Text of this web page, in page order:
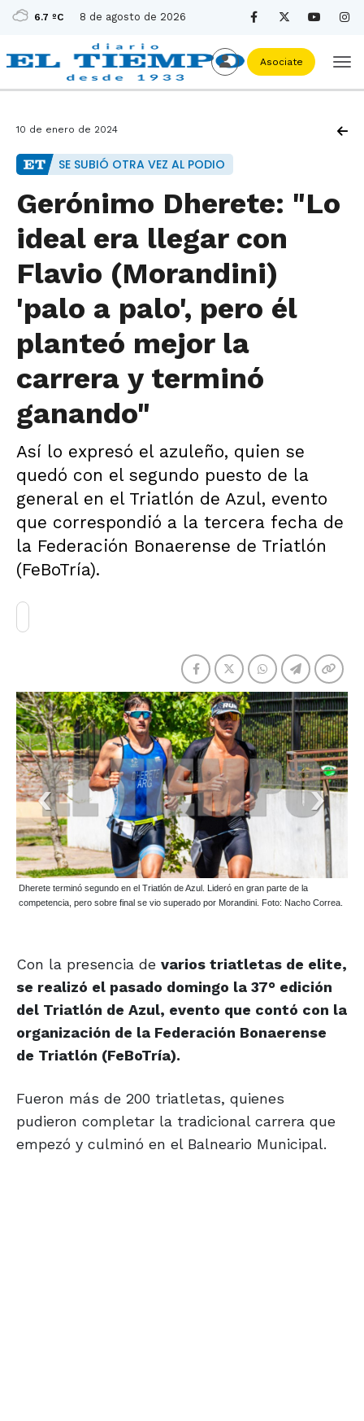
6.7 ºC 8 de agosto de 2026
Asociate
10 de enero de 2024
SE SUBIÓ OTRA VEZ AL PODIO
Gerónimo Dherete: "Lo
ideal era llegar con
Flavio (Morandini)
'palo a palo', pero él
planteó mejor la
carrera y terminó
ganando"
Así lo expresó el azuleño, quien se
quedó con el segundo puesto de la
general en el Triatlón de Azul, evento
que correspondió a la tercera fecha de
la Federación Bonaerense de Triatlón
(FeBoTría).
Dherete terminó segundo en el Triatlón de Azul. Lideró en gran parte de la
competencia, pero sobre final se vio superado por Morandini. Foto: Nacho Correa.
Con la presencia de varios triatletas de elite,
se realizó el pasado domingo la 37° edición
del Triatlón de Azul, evento que contó con la
organización de la Federación Bonaerense
de Triatlón (FeBoTría).
Fueron más de 200 triatletas, quienes
pudieron completar la tradicional carrera que
empezó y culminó en el Balneario Municipal.